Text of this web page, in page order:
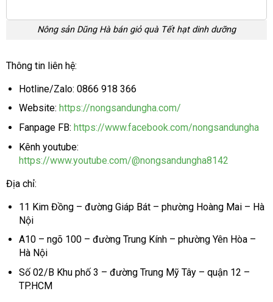
Nông sản Dũng Hà bán giỏ quà Tết hạt dinh dưỡng
Thông tin liên hệ:
Hotline/Zalo: 0866 918 366
Website: https://nongsandungha.com/
Fanpage FB: https://www.facebook.com/nongsandungha
Kênh youtube:
https://www.youtube.com/@nongsandungha8142
Địa chỉ:
11 Kim Đồng – đường Giáp Bát – phường Hoàng Mai – Hà
Nội
A10 – ngõ 100 – đường Trung Kính – phường Yên Hòa –
Hà Nội
Số 02/B Khu phố 3 – đường Trung Mỹ Tây – quận 12 –
TP.HCM